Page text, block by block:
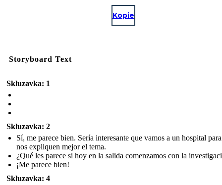
Kopie
Storyboard Text
Skluzavka: 1
Skluzavka: 2
Sí, me parece bien. Sería interesante que vamos a un hospital
nos expliquen mejor el tema.
¿Qué les parece si hoy en la salida comenzamos con la
¡Me parece bien!
Skluzavka: 4